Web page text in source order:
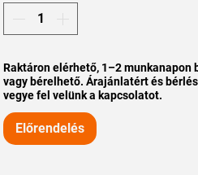
Raktáron elérhető, 1–2
vagy bérelhető. Árajánlatért és
vegye fel velünk a kapcsolatot.
Előrendelés